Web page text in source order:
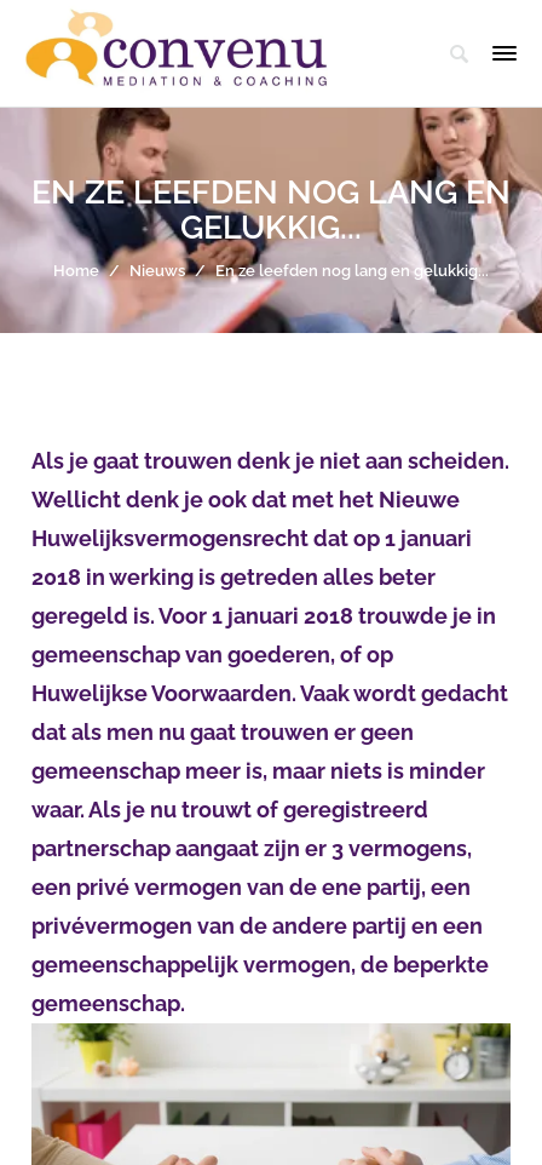
EN ZE LEEFDEN NOG LANG EN
GELUKKIG...
Home / Nieuws / En ze leefden nog lang en gelukkig...
Als je gaat trouwen denk je niet aan scheiden.
Wellicht denk je ook dat met het Nieuwe
Huwelijksvermogensrecht dat op 1 januari
2018 in werking is getreden alles beter
geregeld is. Voor 1 januari 2018 trouwde je in
gemeenschap van goederen, of op
Huwelijkse Voorwaarden. Vaak wordt gedacht
dat als men nu gaat trouwen er geen
gemeenschap meer is, maar niets is minder
waar. Als je nu trouwt of geregistreerd
partnerschap aangaat zijn er 3 vermogens,
een privé vermogen van de ene partij, een
privévermogen van de andere partij en een
gemeenschappelijk vermogen, de beperkte
gemeenschap.